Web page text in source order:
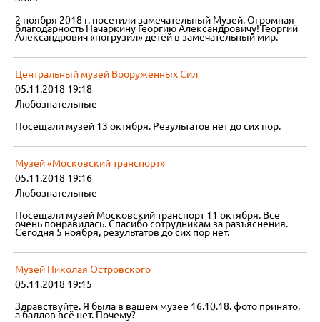
2 ноября 2018 г. посетили замечательный Музей. Огромная
благодарность Начаркину Георгию Александровичу! Георгий
Александрович «погрузил» детей в замечательный мир.
Центральный музей Вооруженных Сил
05.11.2018 19:18
Любознательные
Посещали музей 13 октября. Результатов нет до сих пор.
Музей «Московский транспорт»
05.11.2018 19:16
Любознательные
Посещали музей Московский транспорт 11 октября. Все
очень понравилась. Спасибо сотрудникам за разъяснения.
Сегодня 5 ноября, результатов до сих пор нет.
Музей Николая Островского
05.11.2018 19:15
Здравствуйте. Я была в вашем музее 16.10.18. фото принято,
а баллов всё нет. Почему?